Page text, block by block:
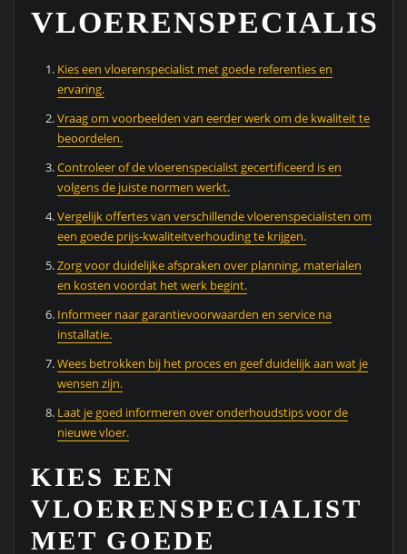
VLOERENSPECIALIST
Kies een vloerenspecialist met goede referenties en
ervaring.
Vraag om voorbeelden van eerder werk om de kwaliteit te
beoordelen.
Controleer of de vloerenspecialist gecertificeerd is en
volgens de juiste normen werkt.
Vergelijk offertes van verschillende vloerenspecialisten om
een goede prijs-kwaliteitverhouding te krijgen.
Zorg voor duidelijke afspraken over planning, materialen
en kosten voordat het werk begint.
Informeer naar garantievoorwaarden en service na
installatie.
Wees betrokken bij het proces en geef duidelijk aan wat je
wensen zijn.
Laat je goed informeren over onderhoudstips voor de
nieuwe vloer.
KIES EEN
VLOERENSPECIALIST
MET GOEDE